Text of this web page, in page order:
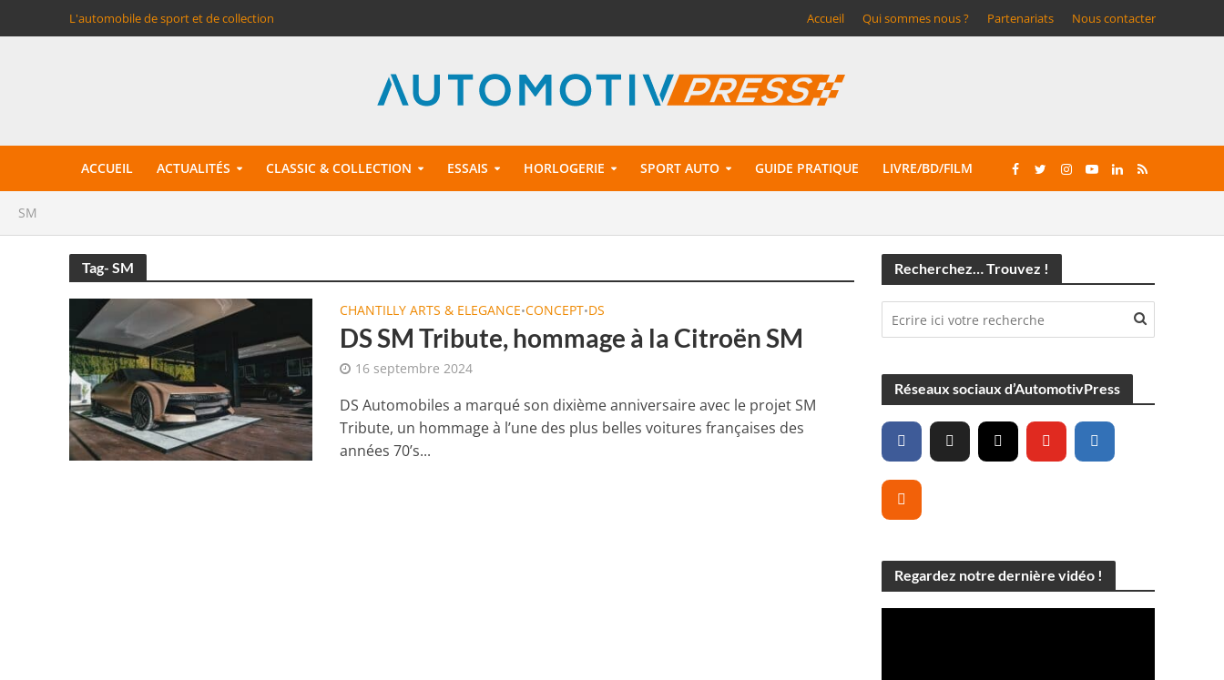
L'automobile de sport et de collection Accueil Qui sommes nous ? Partenariats Nous contacter
ACCUEIL ACTUALITÉS CLASSIC & COLLECTION ESSAIS HORLOGERIE SPORT AUTO GUIDE PRATIQUE LIVRE/BD/FILM
SM
Tag- SM
CHANTILLY ARTS & ELEGANCE•CONCEPT•DS
DS SM Tribute, hommage à la Citroën SM
16 septembre 2024
DS Automobiles a marqué son dixième anniversaire avec le projet SM
Tribute, un hommage à l’une des plus belles voitures françaises des
années 70’s...
Recherchez… Trouvez !
Réseaux sociaux d’AutomotivPress
Regardez notre dernière vidéo !